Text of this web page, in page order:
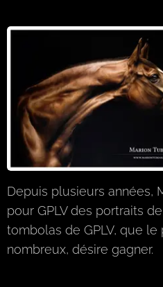
Depuis plusieurs années,
pour GPLV des portraits
tombolas de GPLV, que
nombreux, désire gagner.